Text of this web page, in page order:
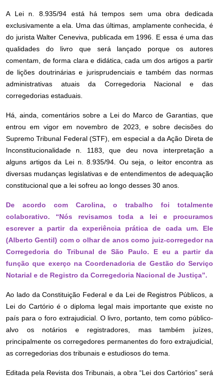
A Lei n. 8.935/94 está há tempos sem uma obra dedicada
exclusivamente a ela. Uma das últimas, amplamente conhecida, é
do jurista Walter Ceneviva, publicada em 1996. E essa é uma das
qualidades do livro que será lançado porque os autores
comentam, de forma clara e didática, cada um dos artigos a partir
de lições doutrinárias e jurisprudenciais e também das normas
administrativas atuais da Corregedoria Nacional e das
corregedorias estaduais.
Há, ainda, comentários sobre a Lei do Marco de Garantias, que
entrou em vigor em novembro de 2023, e sobre decisões do
Supremo Tribunal Federal (STF), em especial a da Ação Direta de
Inconstitucionalidade n. 1183, que deu nova interpretação a
alguns artigos da Lei n. 8.935/94. Ou seja, o leitor encontra as
diversas mudanças legislativas e de entendimentos de adequação
constitucional que a lei sofreu ao longo desses 30 anos.
De acordo com Carolina, o trabalho foi totalmente
colaborativo. “Nós revisamos toda a lei e procuramos
escrever a partir da experiência prática de cada um. Ele
(Alberto Gentil) com o olhar de anos como juiz-corregedor na
Corregedoria do Tribunal de São Paulo. E eu a partir da
função que exerço na Coordenadoria de Gestão do Serviço
Notarial e de Registro da Corregedoria Nacional de Justiça”.
Ao lado da Constituição Federal e da Lei de Registros Públicos, a
Lei do Cartório é o diploma legal mais importante que existe no
país para o foro extrajudicial. O livro, portanto, tem como público-
alvo os notários e registradores, mas também juízes,
principalmente os corregedores permanentes do foro extrajudicial,
as corregedorias dos tribunais e estudiosos do tema.
Editada pela Revista dos Tribunais, a obra “Lei dos Cartórios” será